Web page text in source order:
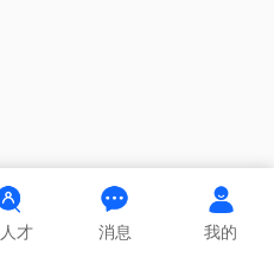
才 消息 我的